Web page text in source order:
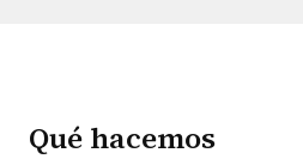
Qué hacemos